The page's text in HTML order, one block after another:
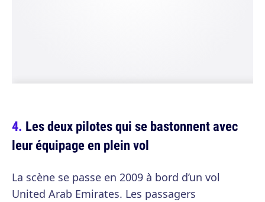
Les deux pilotes qui se bastonnent avec
leur équipage en plein vol
La scène se passe en 2009 à bord d’un vol
United Arab Emirates. Les passagers